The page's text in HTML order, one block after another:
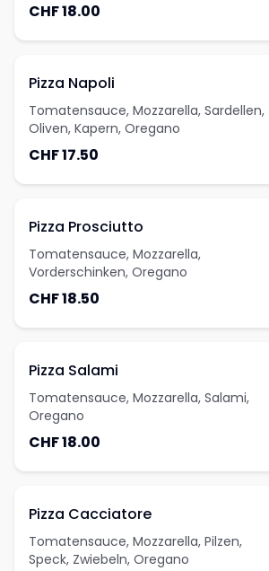
CHF 18.00
Pizza Napoli
Tomatensauce, Mozzarella, Sardellen,
Oliven, Kapern, Oregano
CHF 17.50
Pizza Prosciutto
Tomatensauce, Mozzarella,
Vorderschinken, Oregano
CHF 18.50
Pizza Salami
Tomatensauce, Mozzarella, Salami,
Oregano
CHF 18.00
Pizza Cacciatore
Tomatensauce, Mozzarella, Pilzen,
Speck, Zwiebeln, Oregano